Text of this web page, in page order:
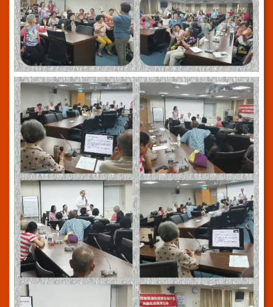
頁
台
北
通-
健
康
服
務
陳
情
系
統
院
訊
雙
月
刊
English
雙
語